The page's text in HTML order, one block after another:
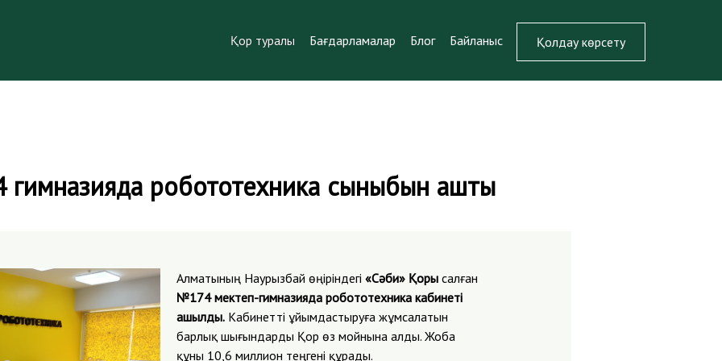
Қор туралы Бағдарламалар Блог Байланыс Қолдау көрсету
робототехника сыныбын ашты
Алматының Наурызбай өңіріндегі «Сәби» Қоры салған
№174 мектеп-гимназияда робототехника кабинеті
ашылды. Кабинетті ұйымдастыруға жұмсалатын
барлық шығындарды Қор өз мойнына алды. Жоба
құны 10,6 миллион теңгені құрады.